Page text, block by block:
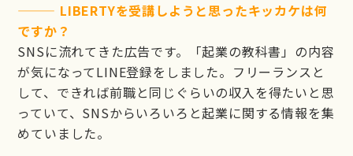
——— LIBERTYを受講しようと思ったキッカケは何
ですか？
SNSに流れてきた広告です。「起業の教科書」の内容
が気になってLINE登録をしました。フリーランスと
して、できれば前職と同じぐらいの収入を得たいと思
っていて、SNSからいろいろと起業に関する情報を集
めていました。